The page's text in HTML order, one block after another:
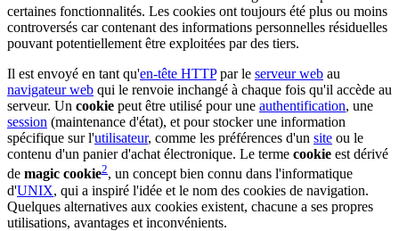
certaines fonctionnalités. Les cookies ont toujours été plus ou moins
controversés car contenant des informations personnelles résiduelles
pouvant potentiellement être exploitées par des tiers.
Il est envoyé en tant qu'en-tête HTTPpar le serveur web au
navigateur web qui le renvoie inchangé à chaque fois qu'il accède au
serveur. Un cookie peut être utilisé pour une authentification, une
session (maintenance d'état), et pour stocker une information
spécifique sur l'utilisateur, comme les préférences d'un site ou le
contenu d'un panier d'achat électronique. Le terme cookie est dérivé
de magic cookie2, un concept bien connu dans l'informatique
d'UNIX, qui a inspiré l'idée et le nom des cookies de navigation.
Quelques alternatives aux cookies existent, chacune a ses propres
utilisations, avantages et inconvénients.